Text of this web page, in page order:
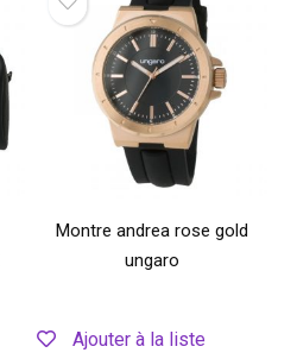
Montre andrea rose gold
ungaro
Ajouter à la liste